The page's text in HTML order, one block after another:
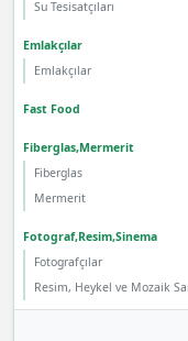
Su Tesisatçıları
Emlakçılar
Emlakçılar
Fast Food
Fiberglas,Mermerit
Fiberglas
Mermerit
Fotograf,Resim,Sinema
Fotografçılar
Resim, Heykel ve Mozaik